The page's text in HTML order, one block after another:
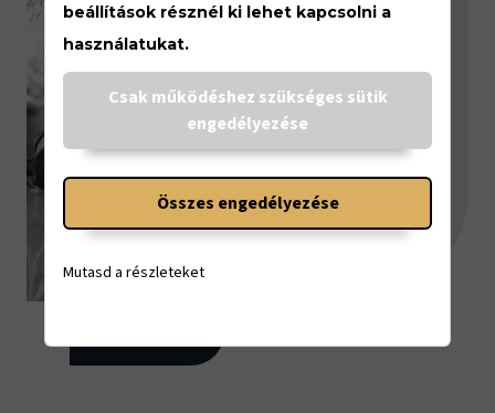
<
SZEPTEMBER
12.
beállítások résznél ki lehet kapcsolni a
használatukat.
Csak működéshez szükséges sütik
engedélyezése
Összes engedélyezése
Mutasd a részleteket